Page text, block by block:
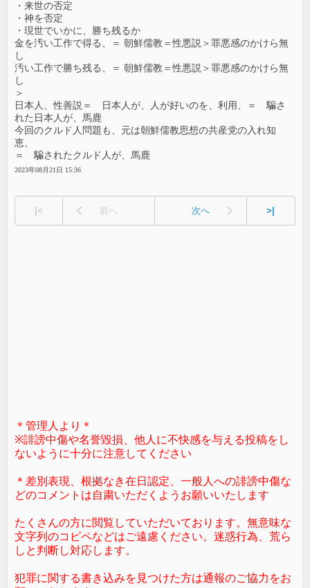
・来世の否定
・神を否定
・現世でいかに、勝ち残るか
金を汚い工作で得る、＝ 朝鮮儒教＝性悪説＞罪悪感のかけら無
し
汚い工作で勝ち残る、＝ 朝鮮儒教＝性悪説＞罪悪感のかけら無
し
＞
日本人、性善説＝ 日本人が、人が好いのを、利用、＝ 騙さ
れた日本人が、馬鹿
今回のクルド人問題も、元は朝鮮儒教思想の共産党の入れ知
恵、
＝ 騙されたクルド人が、馬鹿
2023年08月21日 15:36
|< 前へ 次へ >|
＊管理人より＊
※誹謗中傷や名誉毀損、他人に不快感を与える投稿をし
ないように十分に注意してください
＊差別表現、根拠なき在日認定、一般人への誹謗中傷な
どのコメントは自粛いただくようお願いいたします
たくさんの方に閲覧していただいております。無意味な
文字列のコピペなどはご遠慮ください。迷惑行為、荒ら
しと判断し対応します。
犯罪に関する書き込みを見つけた方は通報のご協力をお